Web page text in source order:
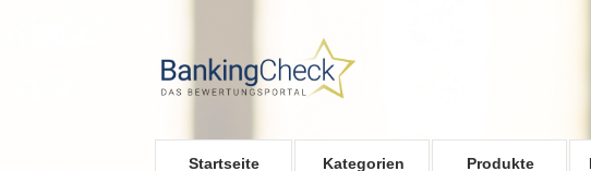
Startseite Kategorien Produkte